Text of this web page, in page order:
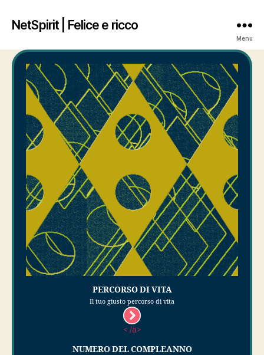
NetSpirit | Felice e ricco
Menu
PERCORSO DI VITA
Il tuo giusto percorso di vita
< /a>
NUMERO DEL COMPLEANNO